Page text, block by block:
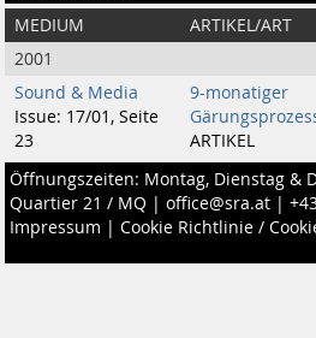
MEDIUM ARTIKEL/ART
2001
Sound & Media
Issue: 17/01, Seite
23
9-monatiger
ARTIKEL
Öffnungszeiten: Montag, Dienstag &
Quartier 21 / MQ | office@sra.at |
Impressum | Cookie Richtlinie /